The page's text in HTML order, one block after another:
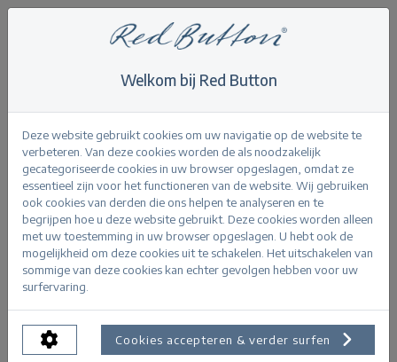
Joy bermuda utility
Terug
Joy bermuda utility pebble
PRODUCTINFORMATIE
De Joy Bermuda Utility is een short gemaakt van een
zachte, luchtige stof voor ultiem comfort. De short heeft
Welkom bij Red Button
Deze website gebruikt cookies om uw navigatie op de website te
verbeteren. Van deze cookies worden de als noodzakelijk
gecategoriseerde cookies in uw browser opgeslagen, omdat ze
essentieel zijn voor het functioneren van de website. Wij gebruiken
ook cookies van derden die ons helpen te analyseren en te
begrijpen hoe u deze website gebruikt. Deze cookies worden alleen
met uw toestemming in uw browser opgeslagen. U hebt ook de
mogelijkheid om deze cookies uit te schakelen. Het uitschakelen van
sommige van deze cookies kan echter gevolgen hebben voor uw
surfervaring.
Cookies accepteren & verder surfen